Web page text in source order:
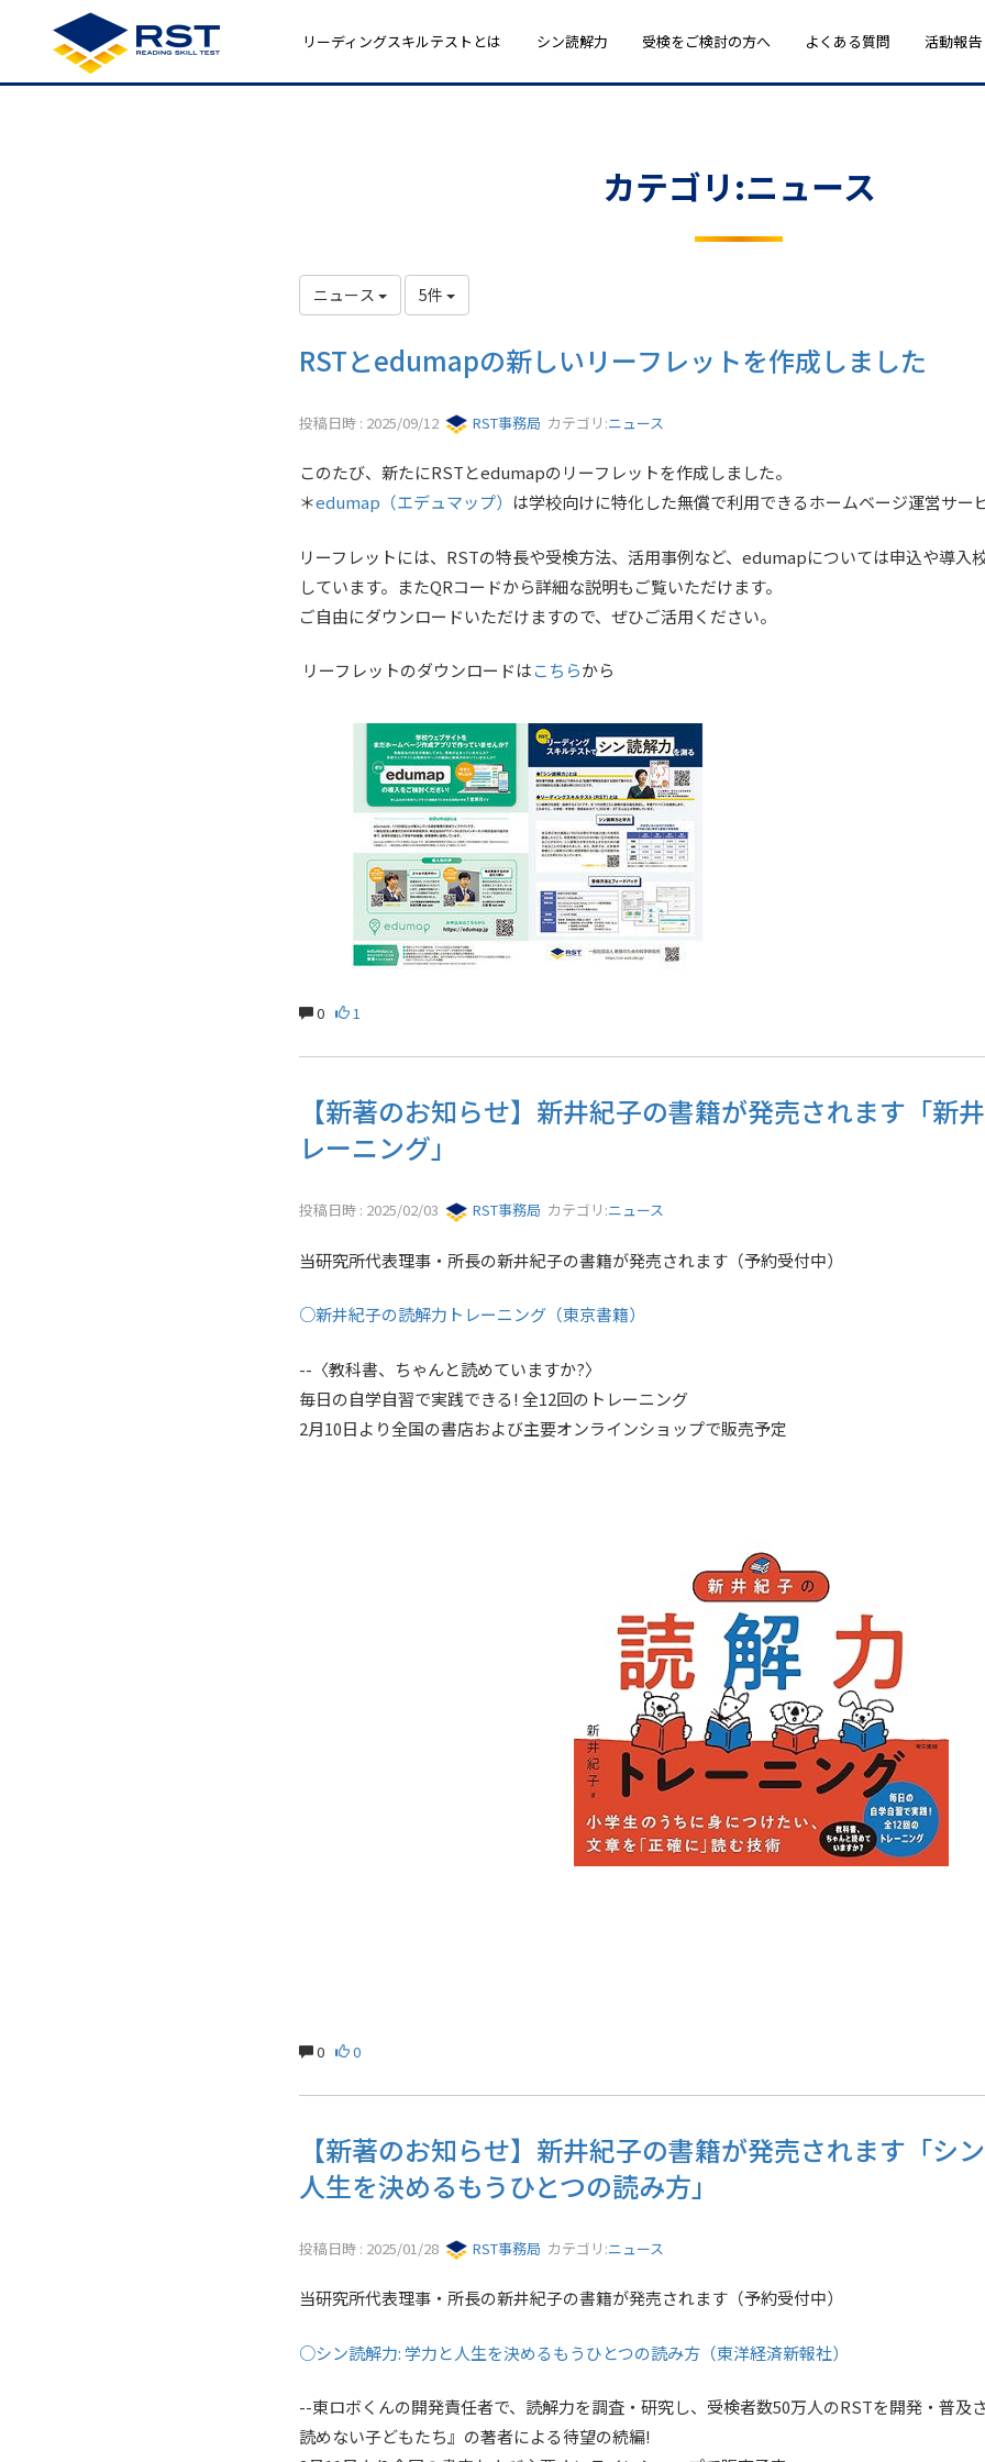
リーディングスキルテストとは シン読解力 受検をご検討の方へ よくある質問 活動報告
カテゴリ:ニュース
ニュース 5件
RSTとedumapの新しいリーフレットを作成しました
投稿日時 : 2025/09/12 RST事務局 カテゴリ:ニュース
このたび、新たにRSTとedumapのリーフレットを作成しました。
＊edumap（エデュマップ） は学校向けに特化した無償で利用できるホームベージ運営サー
リーフレットには、RSTの特長や受検方法、活用事例など、edumapについては申込や導入
しています。またQRコードから詳細な説明もご覧いただけます。
ご自由にダウンロードいただけますので、ぜひご活用ください。
リーフレットのダウンロードはこちらから
0 1
【新著のお知らせ】新井紀子の書籍が発売されます「新
レーニング」
投稿日時 : 2025/02/03 RST事務局 カテゴリ:ニュース
当研究所代表理事・所長の新井紀子の書籍が発売されます（予約受付中）
○新井紀子の読解力トレーニング（東京書籍）
--〈教科書、ちゃんと読めていますか?〉
毎日の自学自習で実践できる! 全12回のトレーニング
2月10日より全国の書店および主要オンラインショップで販売予定
0 0
【新著のお知らせ】新井紀子の書籍が発売されます「シ
人生を決めるもうひとつの読み方」
投稿日時 : 2025/01/28 RST事務局 カテゴリ:ニュース
当研究所代表理事・所長の新井紀子の書籍が発売されます（予約受付中）
○シン読解力: 学力と人生を決めるもうひとつの読み方（東洋経済新報社）
--東ロボくんの開発責任者で、読解力を調査・研究し、受検者数50万人のRSTを開発・普及
読めない子どもたち』の著者による待望の続編!